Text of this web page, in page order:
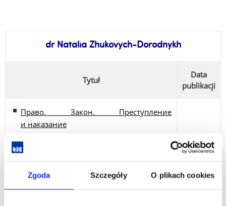
Zgoda Szczegóły O plikach cookies
dr Natalia Zhukovych-Dorodnykh
Tytuł
Data
publikacji
Право. Закон. Преступление
и наказание